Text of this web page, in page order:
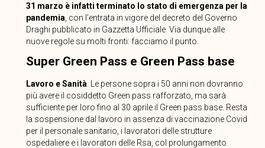
31 marzo è infatti terminato lo stato di emergenza per la
pandemia , con l’entrata in vigore del decreto del Governo
Draghi pubblicato in Gazzetta Ufficiale. Via dunque alle
nuove regole su molti fronti: facciamo il punto.
Super Green Pass e Green Pass base
Lavoro e Sanità . Le persone sopra i 50 anni non dovranno
più avere il cosiddetto Green pass rafforzato, ma sarà
sufficiente per loro fino al 30 aprile il Green pass base. Resta
la sospensione dal lavoro in assenza di vaccinazione Covid
per il personale sanitario, i lavoratori delle strutture
ospedaliere e i lavoratori delle Rsa, col prolungamento